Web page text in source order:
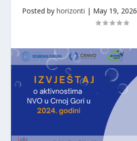
Posted by horizonti | May 19, 2026